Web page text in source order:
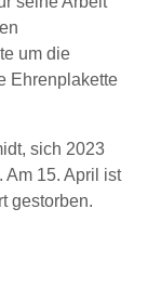
um die
Ehrenplakette
sich 2023
Am 15. April ist
gestorben.